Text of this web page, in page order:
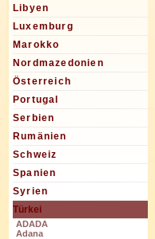
Libyen
Luxemburg
Marokko
Nordmazedonien
Österreich
Portugal
Serbien
Rumänien
Schweiz
Spanien
Syrien
Türkei
ADADA
Adana